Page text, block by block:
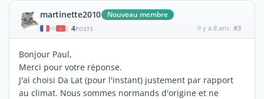
martinette2010 Nouveau membre
| 4POSTS il y a 8 ans #3
Bonjour Paul,
Merci pour votre réponse.
J'ai choisi Da Lat (pour l'instant) justement par rapport
au climat. Nous sommes normands d'origine et ne